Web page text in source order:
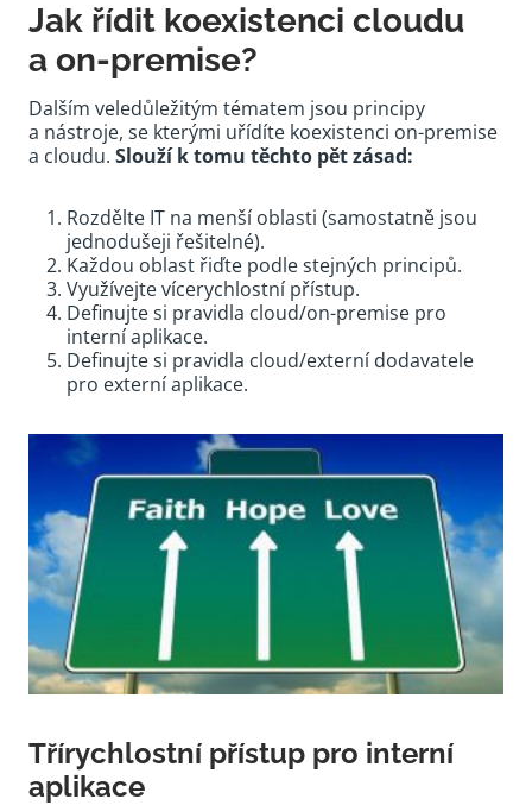
Jak řídit koexistenci cloudu
a on-premise?
Dalším veledůležitým tématem jsou principy
a nástroje, se kterými uřídíte koexistenci on-premise
a cloudu. Slouží k tomu těchto pět zásad:
Rozdělte IT na menší oblasti (samostatně jsou
jednodušeji řešitelné).
Každou oblast řiďte podle stejných principů.
Využívejte vícerychlostní přístup.
Definujte si pravidla cloud/on-premise pro
interní aplikace.
Definujte si pravidla cloud/externí dodavatele
pro externí aplikace.
Třírychlostní přístup pro interní
aplikace